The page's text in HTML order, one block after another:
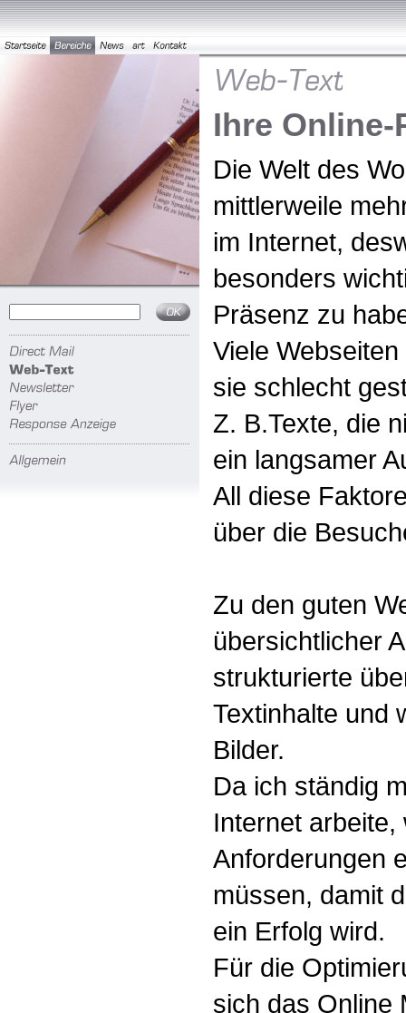
Ihre Online-
Die Welt des
mittlerweile
im Internet,
besonders
Präsenz zu
Viele
sie schlecht
Z. B.Texte, die
ein langsamer
All diese
über die
Zu den guten
übersichtlicher
strukturierte
Textinhalte und
Bilder.
Da ich ständig
Internet
Anforderungen
müssen, damit
ein Erfolg wird.
Für die
sich das Online